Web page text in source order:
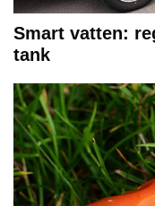
Smart vatten:
tank